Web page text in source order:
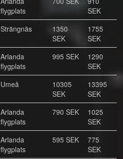
flygplats
SEK
Strängnäs
1350
SEK
1755
SEK
Arlanda
flygplats
995 SEK
1290
SEK
Umeå
10305
SEK
13395
SEK
Arlanda
flygplats
790 SEK
1025
SEK
Arlanda
flygplats
595 SEK
775
SEK